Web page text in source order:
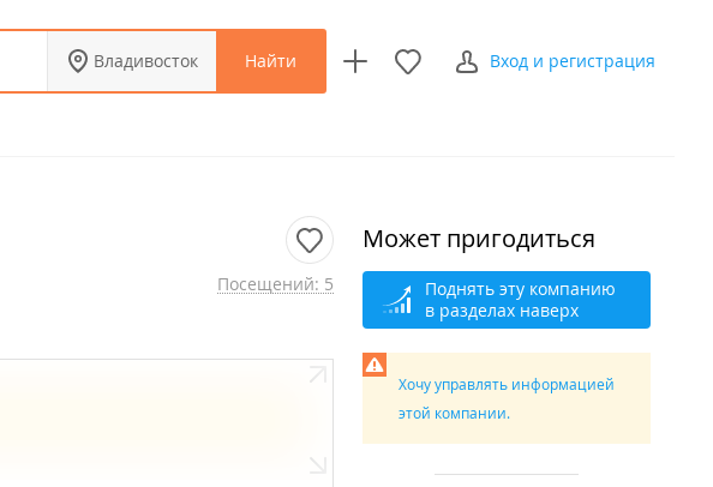
Владивосток Найти Вход и регистрация
Посещений: 5
Может пригодиться
Поднять эту компанию
в разделах наверх
Хочу управлять информацией
этой компании.